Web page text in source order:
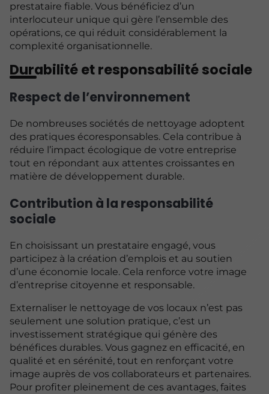
prestataire fiable. Vous bénéficiez d’un
interlocuteur unique qui gère l’ensemble des
opérations, ce qui réduit considérablement la
complexité organisationnelle.
Durabilité et responsabilité sociale
Respect de l’environnement
De nombreuses sociétés de nettoyage adoptent
des pratiques écoresponsables. Cela contribue à
réduire l’impact écologique de votre entreprise
tout en répondant aux attentes croissantes en
matière de développement durable.
Contribution à la responsabilité
sociale
En choisissant un prestataire engagé, vous
participez à la création d’emplois et au soutien
d’une économie locale. Cela renforce votre image
d’entreprise citoyenne et responsable.
Externaliser le nettoyage de vos locaux n’est pas
seulement une solution pratique, c’est un
investissement stratégique qui génère des
bénéfices durables. Vous gagnez en efficacité, en
qualité et en sérénité, tout en renforçant votre
image auprès de vos collaborateurs et partenaires.
Pour profiter pleinement de ces avantages, faites